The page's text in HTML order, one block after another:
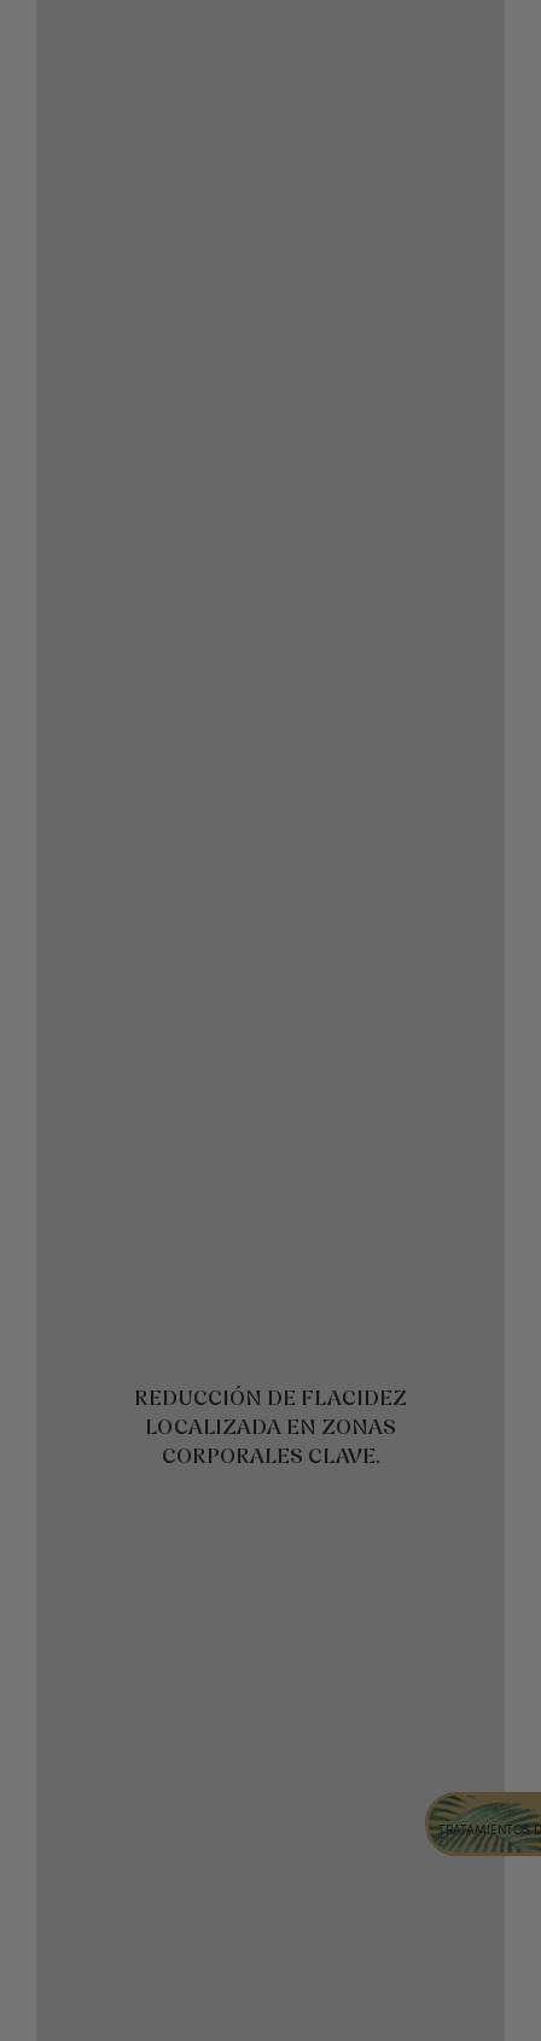
REDUCCIÓN DE FLACIDEZ
LOCALIZADA EN ZONAS
CORPORALES CLAVE.
REDUCCIÓN DE FLACIDEZ
LOCALIZADA EN ZONAS
CORPORALES CLAVE.
TRATAMIENTOS